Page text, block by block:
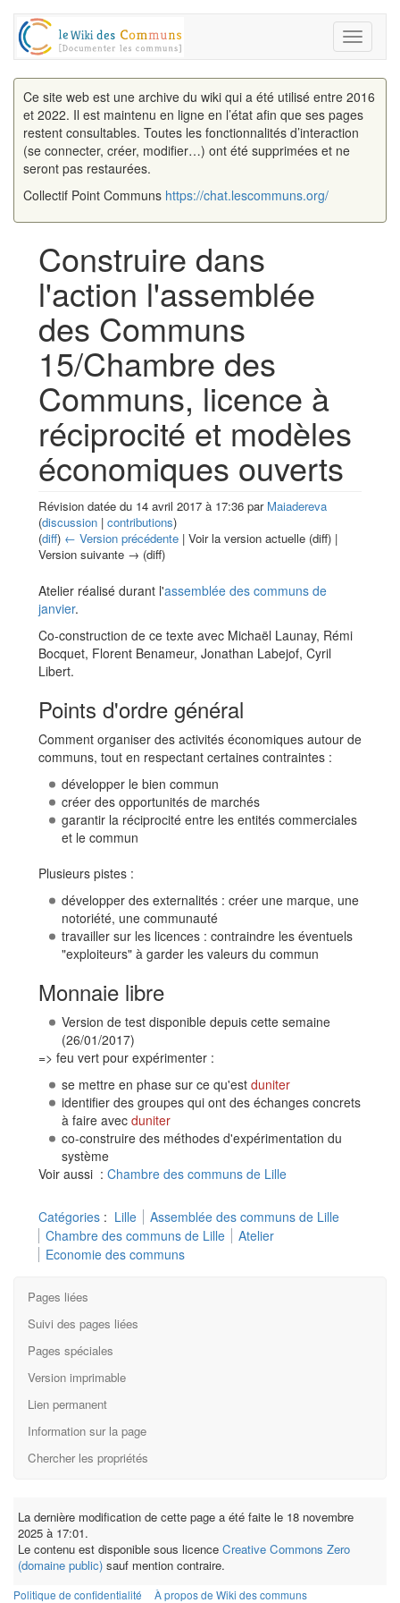
Toggle
Ce site web est une archive du wiki qui a été utilisé entre 2016
et 2022. Il est maintenu en ligne en l’état afin que ses pages
restent consultables. Toutes les fonctionnalités d’interaction
(se connecter, créer, modifier…) ont été supprimées et ne
seront pas restaurées.
Collectif Point Communs https://chat.lescommuns.org/
Construire dans
l'action l'assemblée
des Communs
15/Chambre des
Communs, licence à
réciprocité et modèles
économiques ouverts
Révision datée du 14 avril 2017 à 17:36 par Maiadereva
(discussion | contributions)
(diff) ← Version précédente | Voir la version actuelle (diff) |
Version suivante → (diff)
Atelier réalisé durant l'assemblée des communs de
janvier.
Co-construction de ce texte avec Michaël Launay, Rémi
Bocquet, Florent Benameur, Jonathan Labejof, Cyril
Libert.
Points d'ordre général
Comment organiser des activités économiques autour de
communs, tout en respectant certaines contraintes :
développer le bien commun
créer des opportunités de marchés
garantir la réciprocité entre les entités commerciales
et le commun
Plusieurs pistes :
développer des externalités : créer une marque, une
notoriété, une communauté
travailler sur les licences : contraindre les éventuels
"exploiteurs" à garder les valeurs du commun
Monnaie libre
Version de test disponible depuis cette semaine
(26/01/2017)
=> feu vert pour expérimenter :
se mettre en phase sur ce qu'est duniter
identifier des groupes qui ont des échanges concrets
à faire avec duniter
co-construire des méthodes d'expérimentation du
système
Voir aussi : Chambre des communs de Lille
Catégories : Lille
Assemblée des communs de Lille
Chambre des communs de Lille
Atelier
Economie des communs
Pages liées
Suivi des pages liées
Pages spéciales
Version imprimable
Lien permanent
Information sur la page
Chercher les propriétés
La dernière modification de cette page a été faite le 18 novembre
2025 à 17:01.
Le contenu est disponible sous licence Creative Commons Zero
(domaine public) sauf mention contraire.
Politique de confidentialité À propos de Wiki des communs